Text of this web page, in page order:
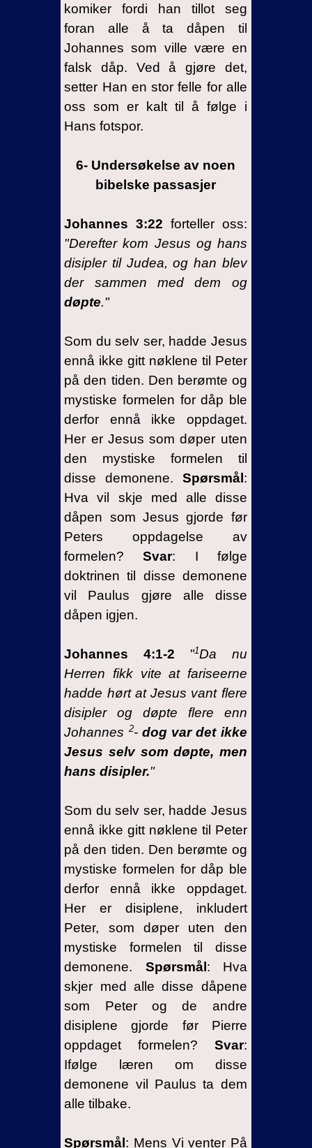
komiker fordi han tillot seg
foran alle å ta dåpen til
Johannes som ville være en
falsk dåp. Ved å gjøre det,
setter Han en stor felle for alle
oss som er kalt til å følge i
Hans fotspor.
6- Undersøkelse av noen
bibelske passasjer
Johannes 3:22 forteller oss:
"Derefter kom Jesus og hans
disipler til Judea, og han blev
der sammen med dem og
døpte."
Som du selv ser, hadde Jesus
ennå ikke gitt nøklene til Peter
på den tiden. Den berømte og
mystiske formelen for dåp ble
derfor ennå ikke oppdaget.
Her er Jesus som døper uten
den mystiske formelen til
disse demonene. Spørsmål:
Hva vil skje med alle disse
dåpen som Jesus gjorde før
Peters oppdagelse av
formelen?Svar: I følge
doktrinen til disse demonene
vil Paulus gjøre alle disse
dåpen igjen.
Johannes 4:1-2 "1Da nu
Herren fikk vite at fariseerne
hadde hørt at Jesus vant flere
disipler og døpte flere enn
Johannes 2- dog var det ikke
Jesus selv som døpte, men
hans disipler."
Som du selv ser, hadde Jesus
ennå ikke gitt nøklene til Peter
på den tiden. Den berømte og
mystiske formelen for dåp ble
derfor ennå ikke oppdaget.
Her er disiplene, inkludert
Peter, som døper uten den
mystiske formelen til disse
demonene. Spørsmål: Hva
skjer med alle disse dåpene
som Peter og de andre
disiplene gjorde før Pierre
oppdaget formelen? Svar:
Ifølge læren om disse
demonene vil Paulus ta dem
alle tilbake.
Spørsmål: Mens Vi venter På